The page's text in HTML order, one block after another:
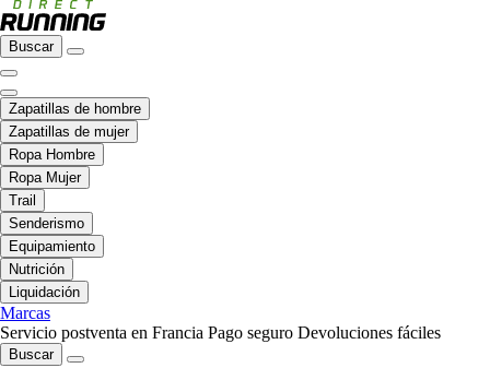
Buscar
Zapatillas de hombre
Zapatillas de mujer
Ropa Hombre
Ropa Mujer
Trail
Senderismo
Equipamiento
Nutrición
Liquidación
Marcas
Servicio postventa en Francia Pago seguro Devoluciones fáciles
Buscar